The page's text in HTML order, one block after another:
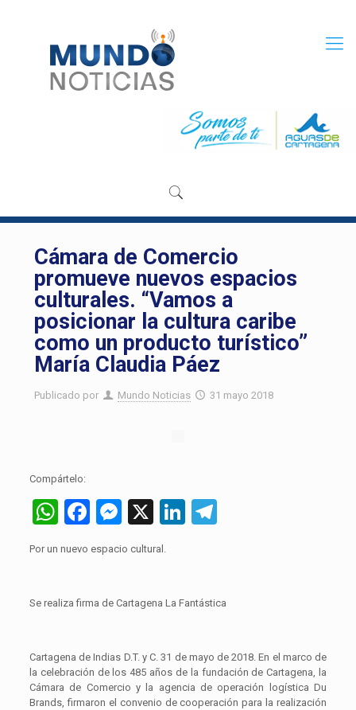
Cámara de Comercio
promueve nuevos espacios
culturales. “Vamos a
posicionar la cultura caribe
como un producto turístico”
María Claudia Páez
Publicado por Mundo Noticias 31 mayo 2018
Compártelo:
WhatsApp
Facebook
Messenger
X LinkedIn
Por un nuevo espacio cultural.
Se realiza firma de Cartagena La Fantástica
Cartagena de Indias D.T. y C. 31 de mayo de 2018. En el marco de
la celebración de los 485 años de la fundación de Cartagena, la
Cámara de Comercio y la agencia de operación logística Du
Brands, firmaron el convenio de cooperación para la realización